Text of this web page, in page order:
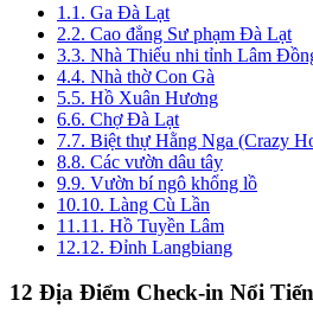
1.1. Ga Đà Lạt
2.2. Cao đẳng Sư phạm Đà Lạt
3.3. Nhà Thiếu nhi tỉnh Lâm
4.4. Nhà thờ Con Gà
5.5. Hồ Xuân Hương
6.6. Chợ Đà Lạt
7.7. Biệt thự Hằng Nga (Crazy
8.8. Các vườn dâu tây
9.9. Vườn bí ngô khổng lồ
10.10. Làng Cù Lần
11.11. Hồ Tuyền Lâm
12.12. Đỉnh Langbiang
12 Địa Điểm Check-in Nổi